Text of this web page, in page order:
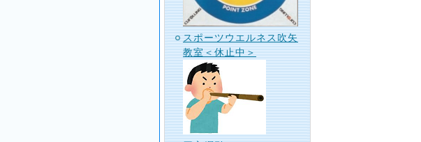
スポーツウエルネス吹矢
教室＜休止中＞